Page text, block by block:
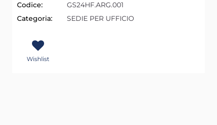
Codice:
GS24HF.ARG.001
Categoria:
SEDIE PER UFFICIO
Wishlist